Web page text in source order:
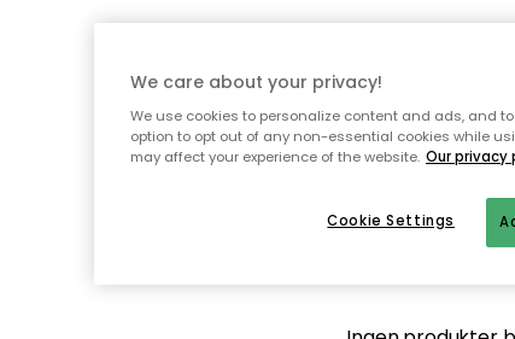
Med brands kendt for deres flotte design og
imellem et bredt sortiment af
We care about your privacy!
We use cookies to personalize content and ads, and
option to opt out of any non-essential cookies while
may affect your experience of the website. Our privacy
Cookie Settings